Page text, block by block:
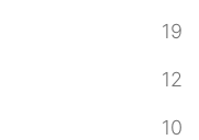
19
12
10